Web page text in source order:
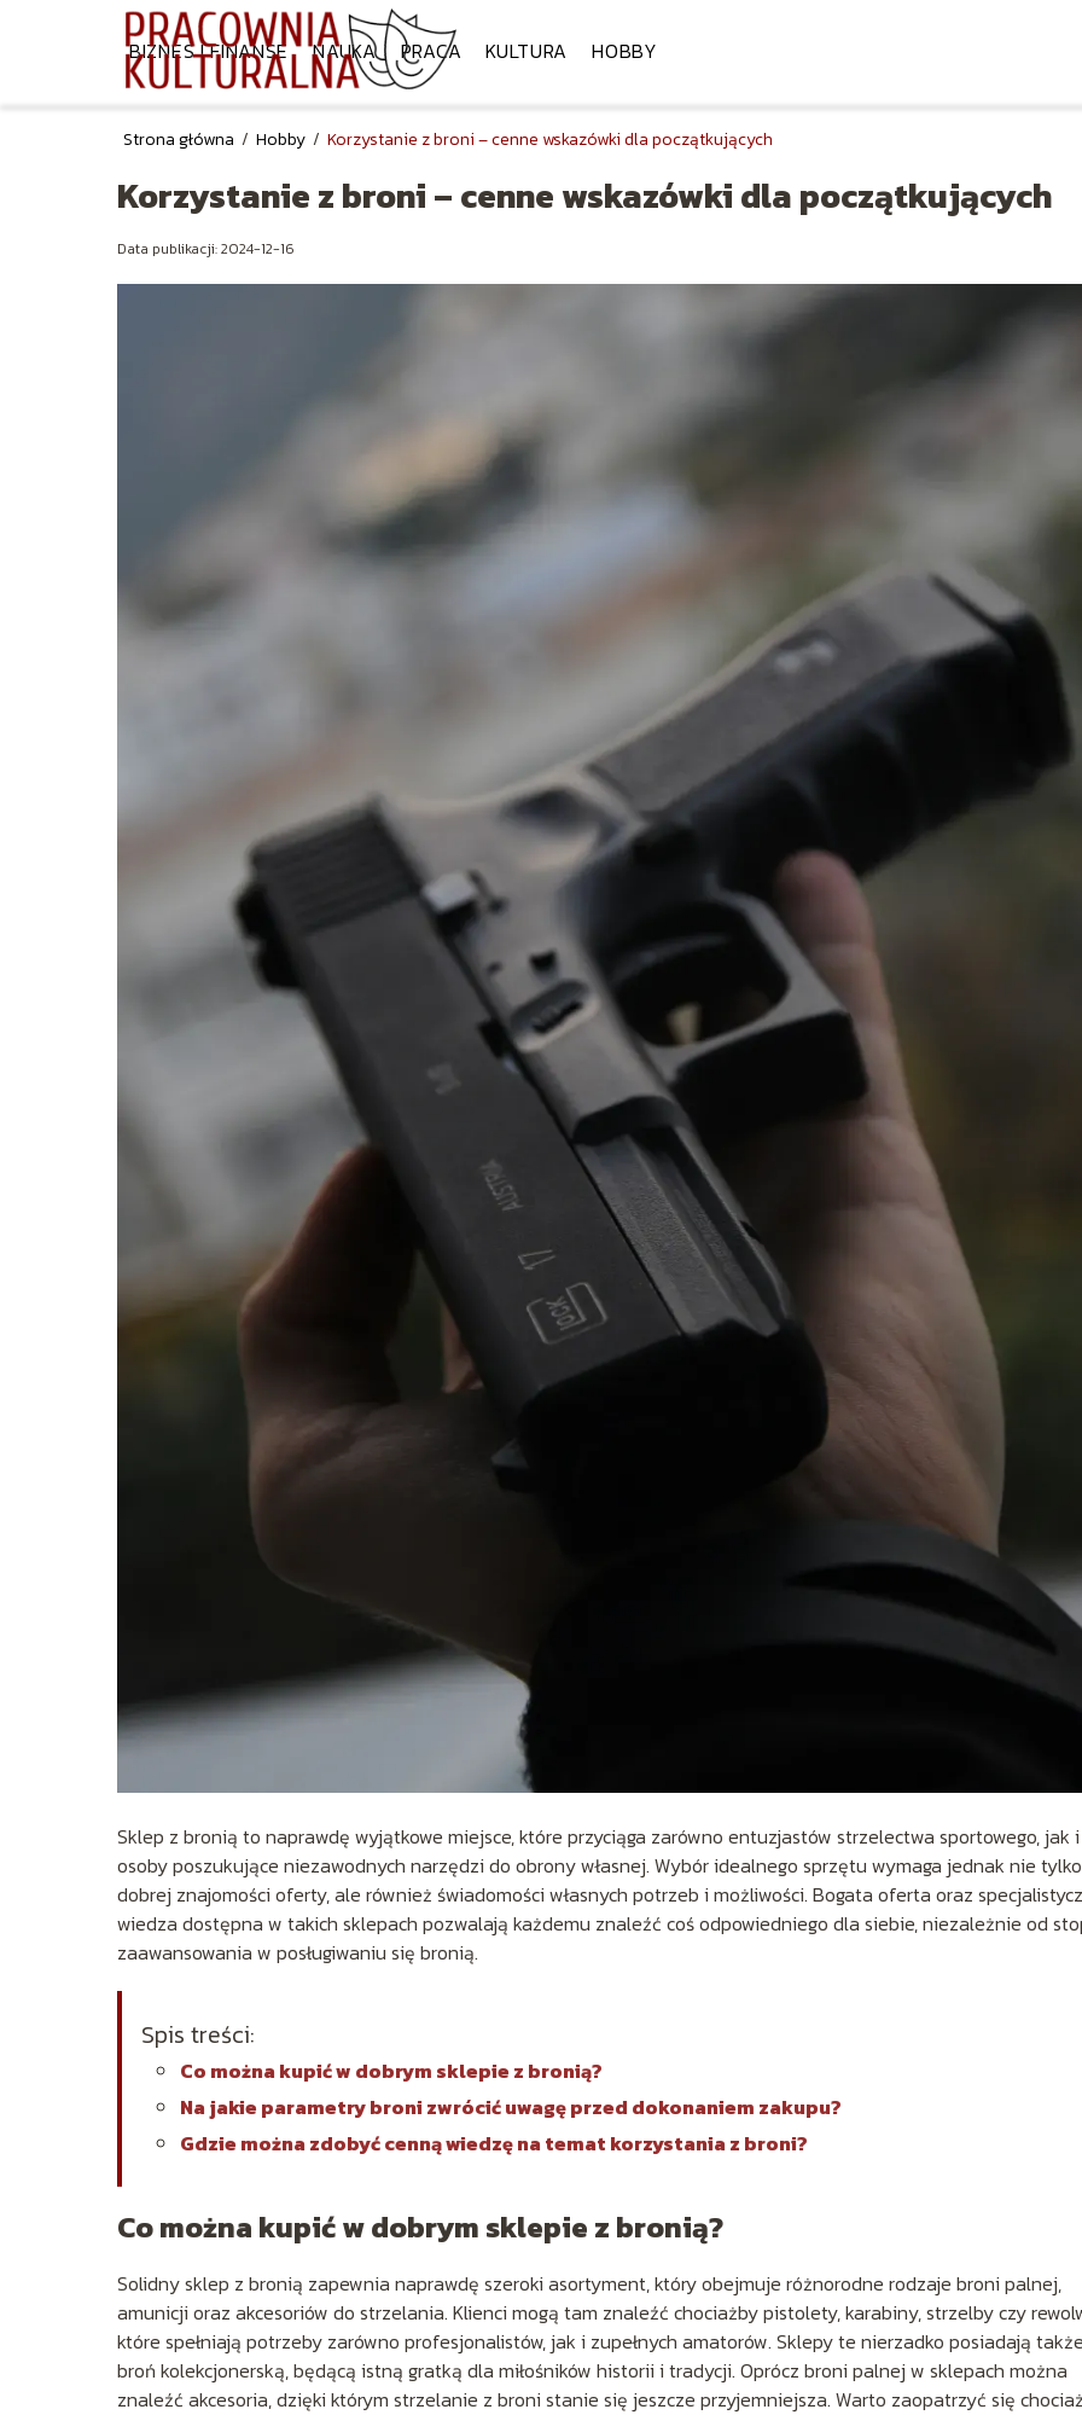
BIZNES I FINANSE NAUKA PRACA KULTURA HOBBY
Strona główna / Hobby / Korzystanie z broni – cenne wskazówki dla początkujących
Korzystanie z broni – cenne wskazówki dla początkujących
Data publikacji: 2024-12-16
Sklep z bronią to naprawdę wyjątkowe miejsce, które przyciąga zarówno entuzjastów strzelectwa sportowego, jak i
osoby poszukujące niezawodnych narzędzi do obrony własnej. Wybór idealnego sprzętu wymaga jednak nie tylko
dobrej znajomości oferty, ale również świadomości własnych potrzeb i możliwości. Bogata oferta oraz
wiedza dostępna w takich sklepach pozwalają każdemu znaleźć coś odpowiedniego dla siebie, niezależnie od
zaawansowania w posługiwaniu się bronią.
Spis treści:
Co można kupić w dobrym sklepie z bronią?
Na jakie parametry broni zwrócić uwagę przed dokonaniem zakupu?
Gdzie można zdobyć cenną wiedzę na temat korzystania z broni?
Co można kupić w dobrym sklepie z bronią?
Solidny sklep z bronią zapewnia naprawdę szeroki asortyment, który obejmuje różnorodne rodzaje broni palnej,
amunicji oraz akcesoriów do strzelania. Klienci mogą tam znaleźć chociażby pistolety, karabiny, strzelby czy
które spełniają potrzeby zarówno profesjonalistów, jak i zupełnych amatorów. Sklepy te nierzadko posiadają także
broń kolekcjonerską, będącą istną gratką dla miłośników historii i tradycji. Oprócz broni palnej w sklepach można
znaleźć akcesoria, dzięki którym strzelanie z broni stanie się jeszcze przyjemniejsza. Warto zaopatrzyć się